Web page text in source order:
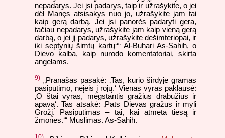
nepadarys. Jei jsi padarys, taip ir užrašykite, o jei
dėl Manęs atsisakys nuo jo, užrašykite jam tai
kaip gerą darbą. Jei jsi panorės padaryti gera,
tačiau nepadarys, užrašykite jam kaip vieną gerą
darbą, o jei jį padarys, užrašykite dešimteriopai, ir
iki septynių šimtų kartų‘‘“ Al-Buhari As-Sahih, o
Dievo kalba, kaip nurodo komentatoriai, skirta
angelams.
9) „Pranašas pasakė: ‚Tas, kurio širdyje gramas
pasipūtimo, neįeis į rojų.‘ Vienas vyras paklausė:
‚O štai vyras, mėgstantis gražius drabužius ir
apavą‘. Tas atsakė: ‚Pats Dievas gražus ir myli
Grožį. Pasipūtimas – tai, kai atmeta tiesą ir
žmones.‘“ Muslimas. As-Sahih.